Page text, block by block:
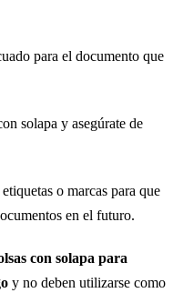
para el documento que
solapa y asegúrate de
o marcas para que
en el futuro.
con solapa para
y no deben utilizarse como